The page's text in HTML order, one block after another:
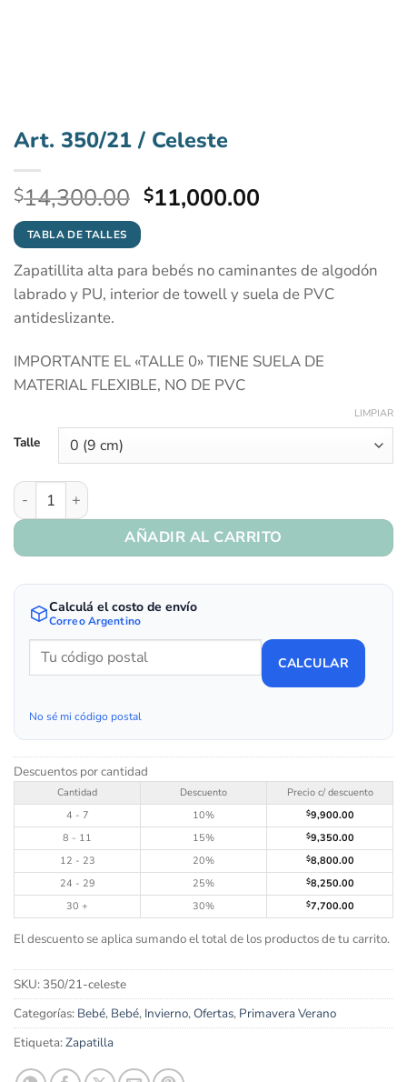
Art. 350/21 / Celeste
$14,300.00 El
precio
era:
$14,300.00.
$11,000.00El
es:
$11,000.00.
TABLA DE TALLES
Zapatillita alta para bebés no caminantes de algodón
labrado y PU, interior de towell y suela de PVC
antideslizante.
IMPORTANTE EL «TALLE 0» TIENE SUELA DE
MATERIAL FLEXIBLE, NO DE PVC
Talle
LIMPIAR
Art. 350/21 / Celeste cantidad
AÑADIR AL CARRITO
Calculá el costo de envío
Correo Argentino
CALCULAR
No sé mi código postal
Descuentos por cantidad
Cantidad Descuento
Precio c/ descuento
4 - 7
10% $9,900.00
8 - 11
15% $9,350.00
12 - 23
20% $8,800.00
24 - 29
25% $8,250.00
30 +
30% $7,700.00
El descuento se aplica sumando el total de los productos de tu carrito.
SKU: 350/21-celeste
Categorías: Bebé, Bebé, Invierno,Ofertas, Primavera Verano
Etiqueta:Zapatilla